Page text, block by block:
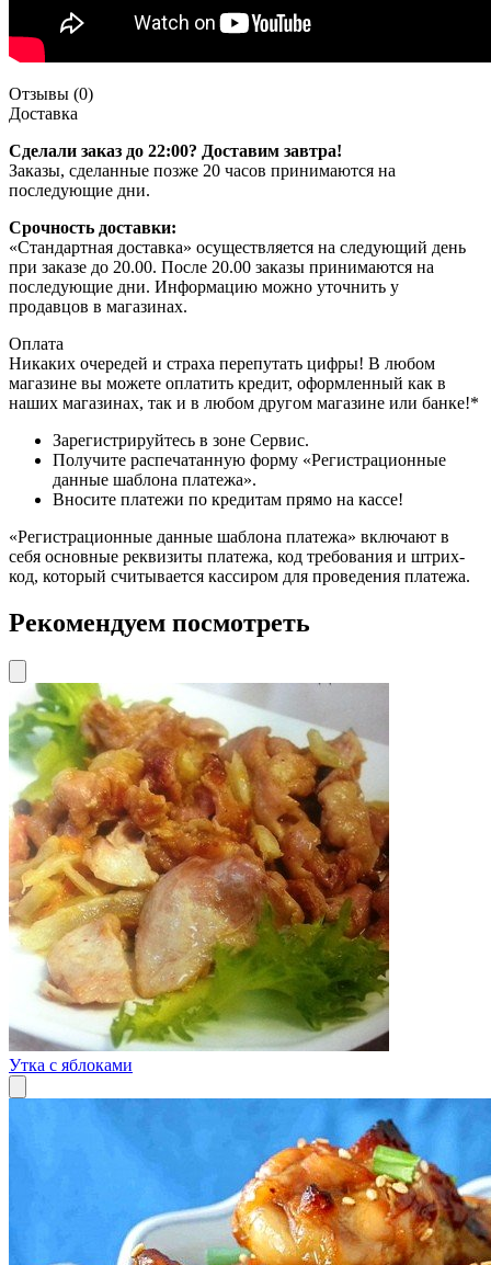
Отзывы (0)
Доставка
Сделали заказ до 22:00? Доставим завтра!
Заказы, сделанные позже 20 часов принимаются на
последующие дни.
Срочность доставки:
«Стандартная доставка» осуществляется на следующий день
при заказе до 20.00. После 20.00 заказы принимаются на
последующие дни. Информацию можно уточнить у
продавцов в магазинах.
Оплата
Никаких очередей и страха перепутать цифры! В любом
магазине вы можете оплатить кредит, оформленный как в
наших магазинах, так и в любом другом магазине или банке!*
Зарегистрируйтесь в зоне Сервис.
Получите распечатанную форму «Регистрационные
данные шаблона платежа».
Вносите платежи по кредитам прямо на кассе!
«Регистрационные данные шаблона платежа» включают в
себя основные реквизиты платежа, код требования и штрих-
код, который считывается кассиром для проведения платежа.
Рекомендуем посмотреть
Утка с яблоками